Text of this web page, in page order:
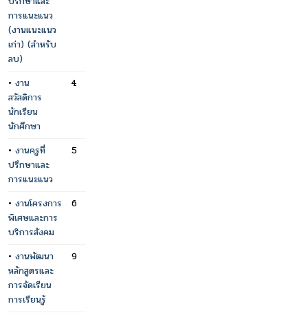
การแนะแนว
(งานแนะแนว
เก่า) (สำหรับ
ลบ)
• งาน
สวัสดิการ
นักเรียน
นักศึกษา
4
• งานครูที่
ปรึกษาและ
การแนะแนว
5
• งานโครงการ
พิเศษและการ
บริการสังคม
6
• งานพัฒนา
หลักสูตรและ
การจัดเรียน
การเรียนรู้
9